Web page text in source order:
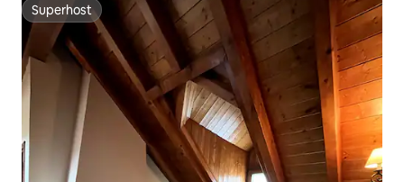
Superhost
Superhost